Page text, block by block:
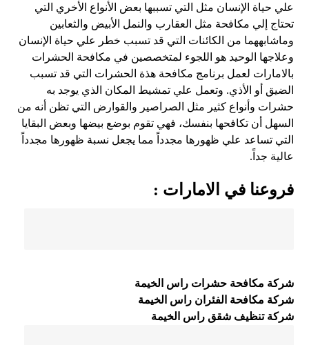
علي حياة الإنسان مثل التي تسببها بعض الأنواع الأخري التي
تحتاج إلي مكافحة مثل العقارب والنمل الأبيض والثعابين
وماشابههما من الكائنات التي قد تسبب خطر علي حياة الإنسان
وعلاجها الوحيد هو اللجوء لمتخصصين في مكافحة الحشرات
بالامارات لعمل برنامج مكافحة هذة الحشرات التي قد تسبب
الضيق أو الأذي. وتعمل علي تمشيط المكان الذي يوجد به
حشرات وأنواع كثير مثل الصراصير والقوارض التي تظن أنه من
السهل أن تكافحها بنفسك، فهي تقوم بوضع بيضها وبعض البقايا
التي تساعد علي ظهورها مجدداً مما يجعل نسبة ظهورها مجدداً
عالية جداً.
فروعنا في الامارات :
شركة مكافحة حشرات راس الخيمة
شركة مكافحة الفئران راس الخيمة
شركة تنظيف شقق راس الخيمة